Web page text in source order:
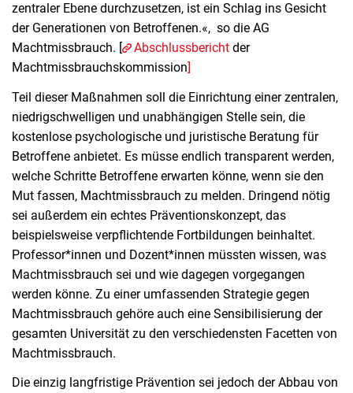
zentraler Ebene durchzusetzen, ist ein Schlag ins Gesicht
der Generationen von Betroffenen.«, so die AG
Machtmissbrauch. [
Abschlussbericht der
Machtmissbrauchskommission]
Teil dieser Maßnahmen soll die Einrichtung einer zentralen,
niedrigschwelligen und unabhängigen Stelle sein, die
kostenlose psychologische und juristische Beratung für
Betroffene anbietet. Es müsse endlich transparent werden,
welche Schritte Betroffene erwarten könne, wenn sie den
Mut fassen, Machtmissbrauch zu melden. Dringend nötig
sei außerdem ein echtes Präventionskonzept, das
beispielsweise verpflichtende Fortbildungen beinhaltet.
Professor*innen und Dozent*innen müssten wissen, was
Machtmissbrauch sei und wie dagegen vorgegangen
werden könne. Zu einer umfassenden Strategie gegen
Machtmissbrauch gehöre auch eine Sensibilisierung der
gesamten Universität zu den verschiedensten Facetten von
Machtmissbrauch.
Die einzig langfristige Prävention sei jedoch der Abbau von